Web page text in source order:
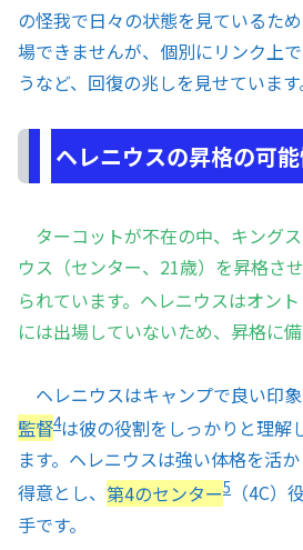
の怪我で日々の状態を見ているた
場できませんが、個別にリンク上
うなど、回復の兆しを見せています
ヘレニウスの昇格の可
ターコットが不在の中、キング
ウス（センター、21歳）を昇格さ
られています。ヘレニウスはオン
には出場していないため、昇格に備
ヘレニウスはキャンプで良い印象
監督4は彼の役割をしっかりと理解
ます。ヘレニウスは強い体格を活
得意とし、 第4のセンター5
（4C
手です。